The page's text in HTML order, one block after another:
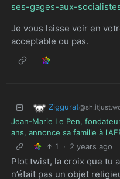
ses-gages-aux-
Je vous laisse voir en
acceptable ou pas.
Ziggurat
Jean-Marie Le Pen,
ans, annonce sa famille à
1
· 2 years ago
Plot twist, la croix que tu
n’était pas un objet